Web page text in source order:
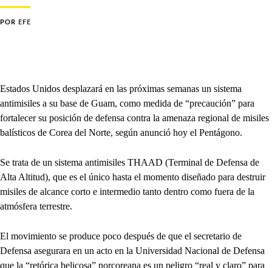
POR EFE
Estados Unidos desplazará en las próximas semanas un sistema
antimisiles a su base de Guam, como medida de “precaución” para
fortalecer su posición de defensa contra la amenaza regional de misiles
balísticos de Corea del Norte, según anunció hoy el Pentágono.
Se trata de un sistema antimisiles THAAD (Terminal de Defensa de
Alta Altitud), que es el único hasta el momento diseñado para destruir
misiles de alcance corto e intermedio tanto dentro como fuera de la
atmósfera terrestre.
El movimiento se produce poco después de que el secretario de
Defensa asegurara en un acto en la Universidad Nacional de Defensa
que la “retórica belicosa” norcoreana es un peligro “real y claro” para